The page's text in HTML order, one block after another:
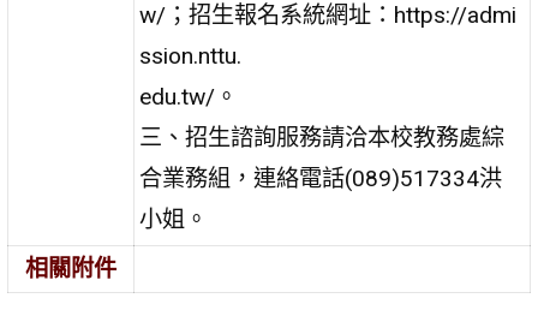
w/；招生報名系統網址：https://admi
ssion.nttu.
edu.tw/。
三、招生諮詢服務請洽本校教務處綜
合業務組，連絡電話(089)517334洪
小姐。
相關附件